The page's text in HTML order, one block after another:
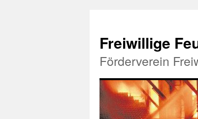
Freiwillige
Förderverein